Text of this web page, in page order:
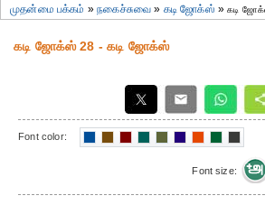
முதன்மை பக்கம் »நகைச்சுவை » கடி ஜோக்ஸ் »கடி
கடி ஜோக்ஸ் 28 - கடி ஜோக்ஸ்
Font color:
Font size: